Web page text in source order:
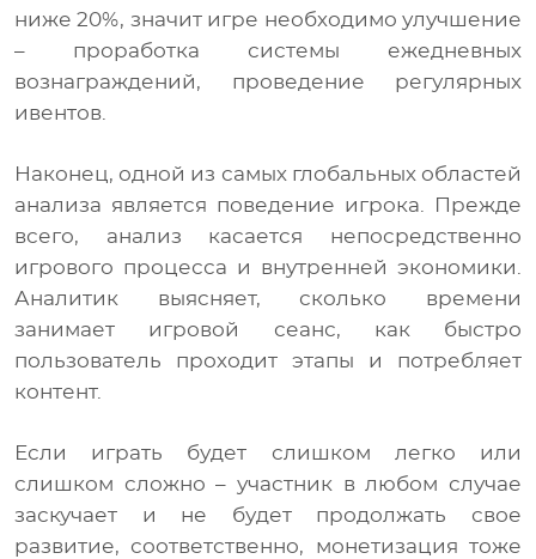
ниже 20%, значит игре необходимо улучшение
– проработка системы ежедневных
вознаграждений, проведение регулярных
ивентов.
Наконец, одной из самых глобальных областей
анализа является поведение игрока. Прежде
всего, анализ касается непосредственно
игрового процесса и внутренней экономики.
Аналитик выясняет, сколько времени
занимает игровой сеанс, как быстро
пользователь проходит этапы и потребляет
контент.
Если играть будет слишком легко или
слишком сложно – участник в любом случае
заскучает и не будет продолжать свое
развитие, соответственно, монетизация тоже